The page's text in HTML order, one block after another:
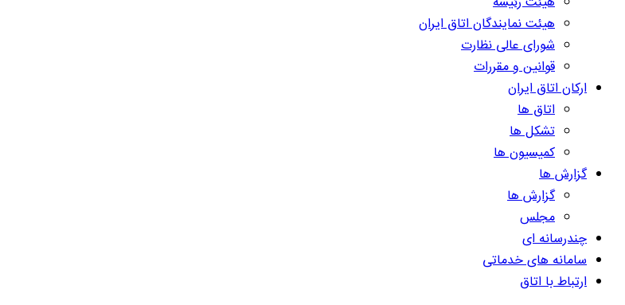
هیئت نمایندگان اتاق ایران
شورای عالی نظارت
قوانین و مقررات
ارکان اتاق ایران
اتاق ها
تشکل ها
کمیسیون ها
گزارش ها
گزارش ها
مجلس
چندرسانه ای
سامانه های خدماتی
ارتباط با اتاق